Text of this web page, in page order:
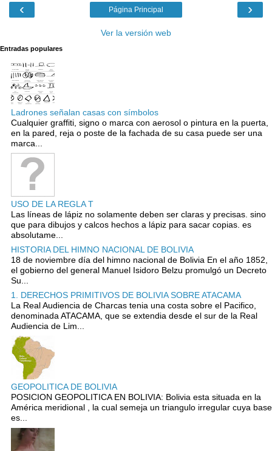
‹ ›
Página Principal
Ver la versión web
Entradas populares
Ladrones señalan casas con símbolos
Cualquier graffiti, signo o marca con aerosol o pintura en la puerta,
en la pared, reja o poste de la fachada de su casa puede ser una
marca...
USO DE LA REGLA T
Las líneas de lápiz no solamente deben ser claras y precisas. sino
que para dibujos y calcos hechos a lápiz para sacar copias. es
absolutame...
HISTORIA DEL HIMNO NACIONAL DE BOLIVIA
18 de noviembre día del himno nacional de Bolivia En el año 1852,
el gobierno del general Manuel Isidoro Belzu promulgó un Decreto
Su...
1. DERECHOS PRIMITIVOS DE BOLIVIA SOBRE ATACAMA
La Real Audiencia de Charcas tenia una costa sobre el Pacifico,
denominada ATACAMA, que se extendia desde el sur de la Real
Audiencia de Lim...
GEOPOLITICA DE BOLIVIA
POSICION GEOPOLITICA EN BOLIVIA: Bolivia esta situada en la
América meridional , la cual semeja un triangulo irregular cuya base
es...